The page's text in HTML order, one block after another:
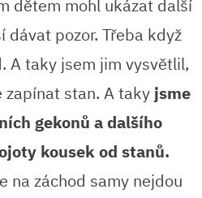
dětem mohl ukázat další
dávat pozor. Třeba když
A taky jsem jim vysvětlil,
zapínat stan. A taky jsme
gekonů a dalšího
kousek od stanů.
na záchod samy nejdou